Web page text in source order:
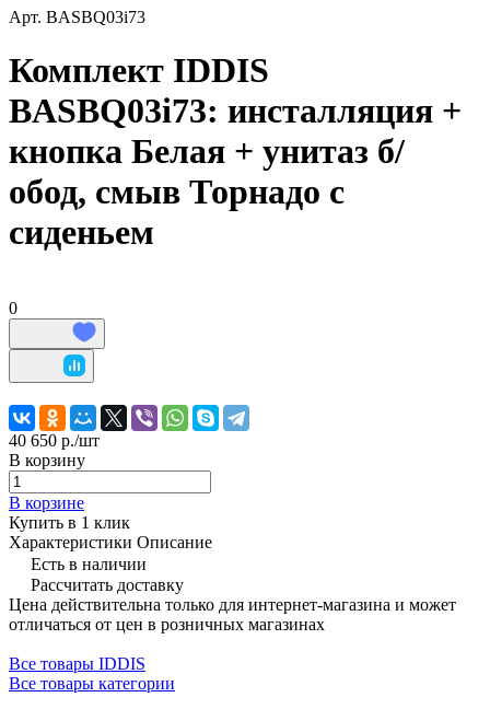
Арт. BASBQ03i73
Комплект IDDIS
BASBQ03i73: инсталляция +
кнопка Белая + унитаз б/
обод, смыв Торнадо с
сиденьем
0
40 650 р./шт
В корзину
В корзине
Купить в 1 клик
Характеристики Описание
Есть в наличии
Рассчитать доставку
Цена действительна только для интернет-магазина и может
отличаться от цен в розничных магазинах
Все товары IDDIS
Все товары категории